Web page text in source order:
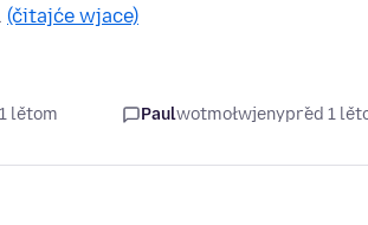
(čitajće wjace)
lětom Paulwotmołwjenypřed 1